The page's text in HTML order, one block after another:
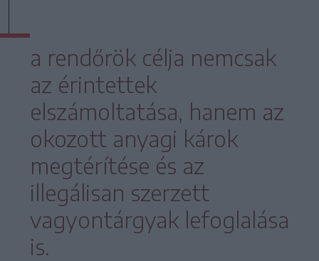
a rendőrök célja nemcsak
az érintettek
elszámoltatása, hanem az
okozott anyagi károk
megtérítése és az
illegálisan szerzett
vagyontárgyak lefoglalása
is.